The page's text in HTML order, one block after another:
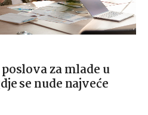
za mlade u
se nude najveće